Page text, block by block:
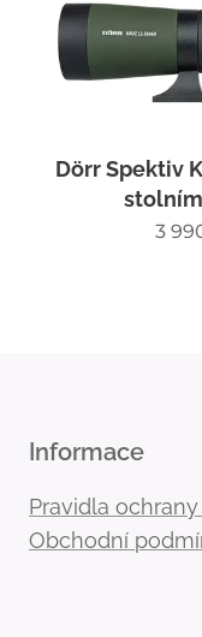
Dörr Spektiv
3
Informace
Pravidla
Obchodní